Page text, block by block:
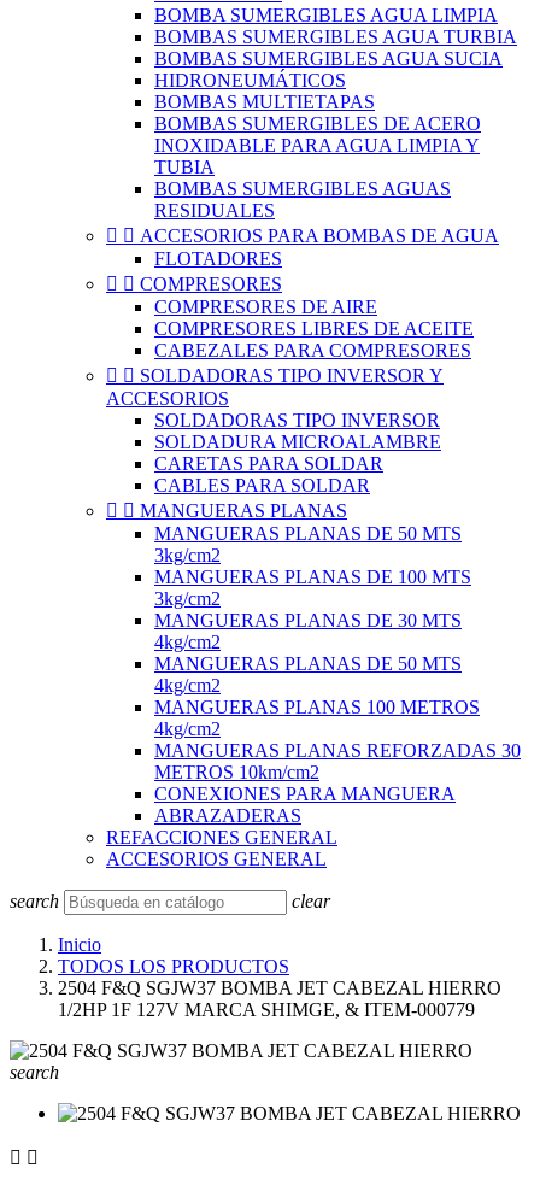
BOMBA SUMERGIBLES AGUA LIMPIA
BOMBAS SUMERGIBLES AGUA TURBIA
BOMBAS SUMERGIBLES AGUA SUCIA
HIDRONEUMÁTICOS
BOMBAS MULTIETAPAS
BOMBAS SUMERGIBLES DE ACERO
INOXIDABLE PARA AGUA LIMPIA Y
TUBIA
BOMBAS SUMERGIBLES AGUAS
RESIDUALES
  ACCESORIOS PARA BOMBAS DE AGUA
FLOTADORES
  COMPRESORES
COMPRESORES DE AIRE
COMPRESORES LIBRES DE ACEITE
CABEZALES PARA COMPRESORES
  SOLDADORAS TIPO INVERSOR Y
ACCESORIOS
SOLDADORAS TIPO INVERSOR
SOLDADURA MICROALAMBRE
CARETAS PARA SOLDAR
CABLES PARA SOLDAR
  MANGUERAS PLANAS
MANGUERAS PLANAS DE 50 MTS
3kg/cm2
MANGUERAS PLANAS DE 100 MTS
3kg/cm2
MANGUERAS PLANAS DE 30 MTS
4kg/cm2
MANGUERAS PLANAS DE 50 MTS
4kg/cm2
MANGUERAS PLANAS 100 METROS
4kg/cm2
MANGUERAS PLANAS REFORZADAS 30
METROS 10km/cm2
CONEXIONES PARA MANGUERA
ABRAZADERAS
REFACCIONES GENERAL
ACCESORIOS GENERAL
search clear
Inicio
TODOS LOS PRODUCTOS
2504 F&Q SGJW37 BOMBA JET CABEZAL HIERRO
1/2HP 1F 127V MARCA SHIMGE, & ITEM-000779
search
 